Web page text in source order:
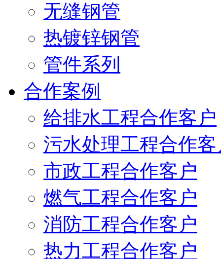
无缝钢管
热镀锌钢管
管件系列
合作案例
给排水工程合作客户
污水处理工程合作客
市政工程合作客户
燃气工程合作客户
消防工程合作客户
热力工程合作客户